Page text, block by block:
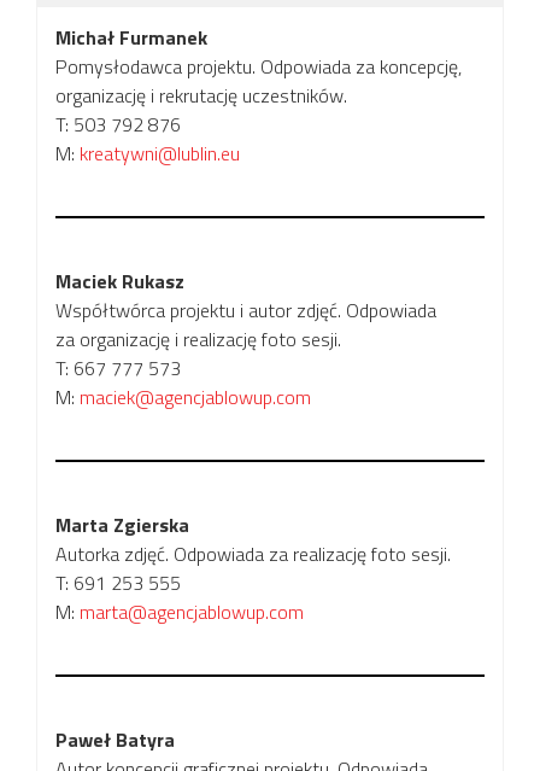
Michał Furmanek
Pomysłodawca projektu. Odpowiada za koncepcję,
organizację i rekrutację uczestników.
T: 503 792 876
M: kreatywni@lublin.eu
Maciek Rukasz
Współtwórca projektu i autor zdjęć. Odpowiada
za organizację i realizację foto sesji.
T: 667 777 573
M: maciek@agencjablowup.com
Marta Zgierska
Autorka zdjęć. Odpowiada za realizację foto sesji.
T: 691 253 555
M: marta@agencjablowup.com
Paweł Batyra